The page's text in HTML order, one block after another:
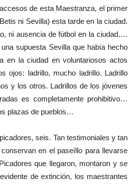
de esta Maestranza, el primer
ni Sevilla) esta tarde en la ciudad.
ni ausencia de fútbol en la ciudad….
supuesta Sevilla que había hecho
en la ciudad en voluntariosos actos
ojos: ladrillo, mucho ladrillo. Ladrillo
y los otros. Ladrillos de los jóvenes
es completamente prohibitivo…
plazas de pueblos…
seis. Tan testimoniales y tan
en el paseíllo para llevarse
que llegaron, montaron y se
de extinción, los maestrantes